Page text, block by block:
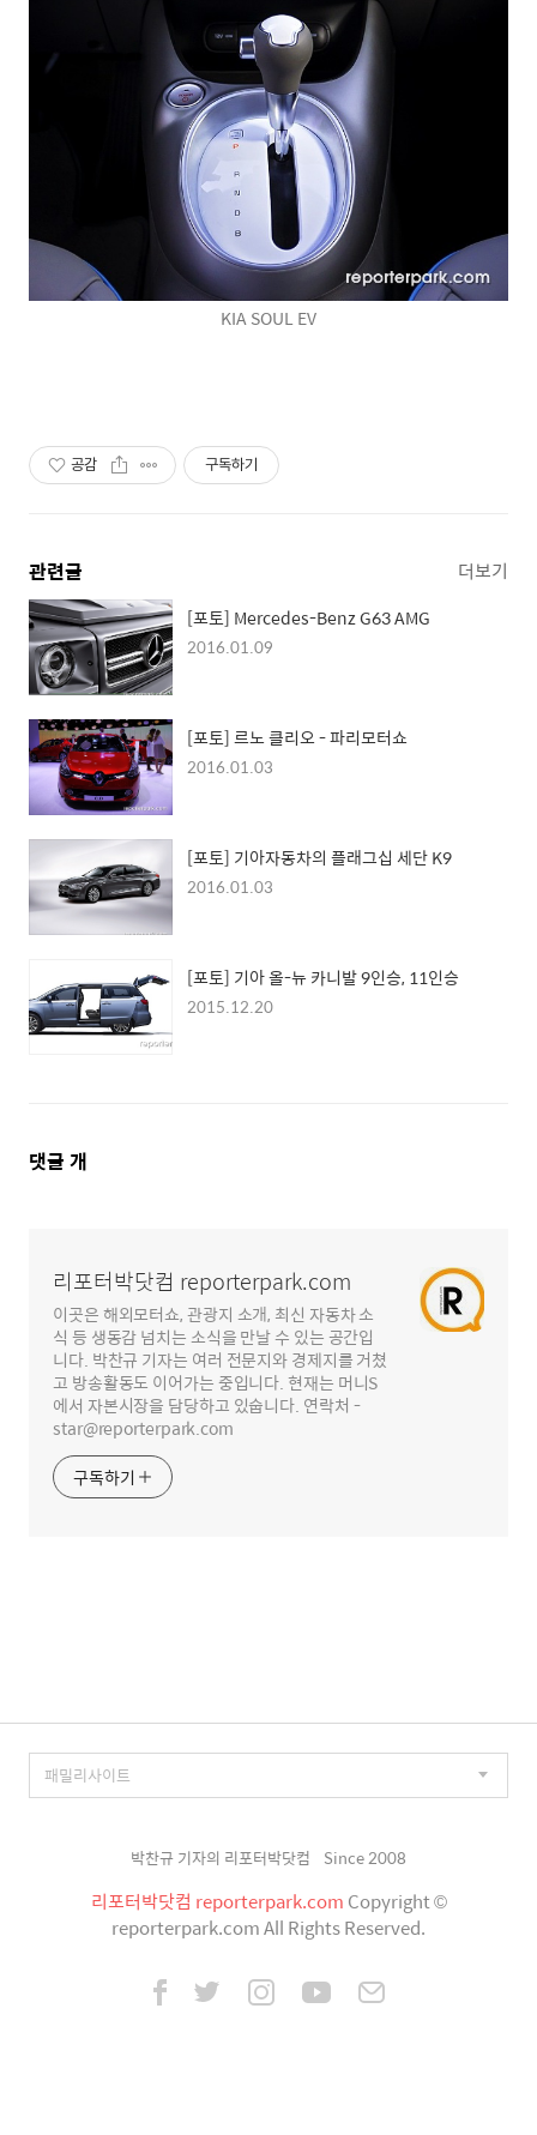
KIA SOUL EV
공감 구독하기
관련글 더보기
[포토] Mercedes-Benz G63 AMG
2016.01.09
[포토] 르노 클리오 - 파리모터쇼
2016.01.03
[포토] 기아자동차의 플래그십 세단 K9
2016.01.03
[포토] 기아 올-뉴 카니발 9인승, 11인승
2015.12.20
댓
댓글 개
리포터박닷컴 reporterpark.com
이곳은 해외모터쇼, 관광지 소개, 최신 자동차 소
식 등 생동감 넘치는 소식을 만날 수 있는 공간입
니다. 박찬규 기자는 여러 전문지와 경제지를 거쳤
고 방송활동도 이어가는 중입니다. 현재는 머니S
에서 자본시장을 담당하고 있숩니다. 연락처 -
star@reporterpark.com
구독하기
박찬규 기자의 리포터박닷컴 Since 2008
리포터박닷컴 reporterpark.com Copyright ©
reporterpark.com All Rights Reserved.